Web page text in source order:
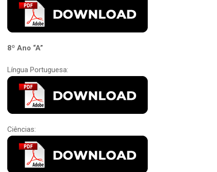
8º Ano “A”
Língua Portuguesa:
Ciências: